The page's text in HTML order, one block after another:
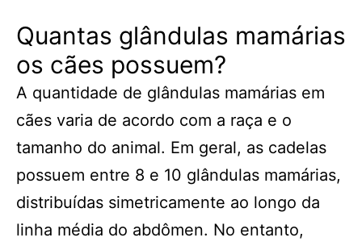
Quantas glândulas mamárias
os cães possuem?
A quantidade de glândulas mamárias em
cães varia de acordo com a raça e o
tamanho do animal. Em geral, as cadelas
possuem entre 8 e 10 glândulas mamárias,
distribuídas simetricamente ao longo da
linha média do abdômen. No entanto,